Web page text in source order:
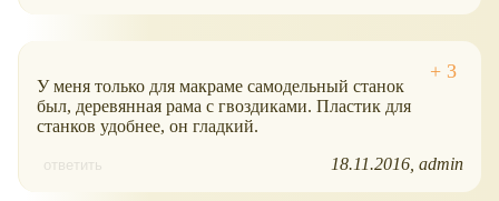
У меня только для макраме самодельный станок
был, деревянная рама с гвоздиками. Пластик для
станков удобнее, он гладкий.
ответить 18.11.2016 admin